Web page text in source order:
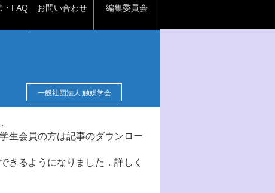
・FAQ お問い合わせ 編集委員会
一般社団法人 触媒学会
生会員の方は記事のダウンロー
きるようになりました．詳しく